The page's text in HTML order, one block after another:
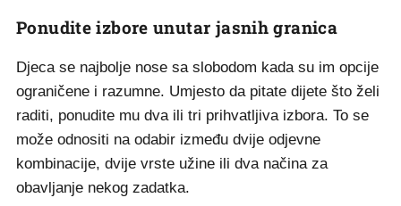
Ponudite izbore unutar jasnih granica
Djeca se najbolje nose sa slobodom kada su im opcije
ograničene i razumne. Umjesto da pitate dijete što želi
raditi, ponudite mu dva ili tri prihvatljiva izbora. To se
može odnositi na odabir između dvije odjevne
kombinacije, dvije vrste užine ili dva načina za
obavljanje nekog zadatka.